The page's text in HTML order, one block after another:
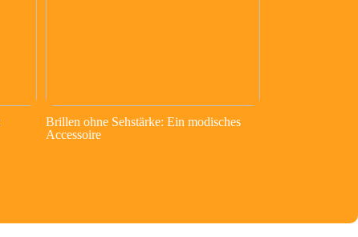
Brillen ohne Sehstärke: Ein modisches
Accessoire